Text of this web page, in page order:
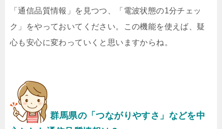
「通信品質情報」を見つつ、「電波状態の1分チェッ
ク」をやっておいてください。この機能を使えば、疑
心も安心に変わっていくと思いますからね。
群馬県の「つながりやすさ」などを中